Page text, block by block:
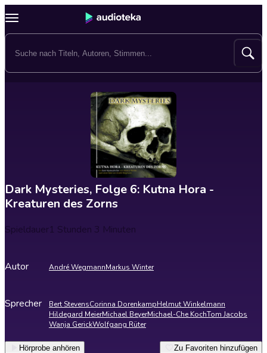
Dark Mysteries, Folge 6: Kutna Hora -
Kreaturen des Zorns
Spieldauer1 Stunden 3 Minuten
Autor André WegmannMarkus Winter
Sprecher Bert StevensCorinna DorenkampHelmut Winkelmann
Hildegard MeierMichael BeyerMichael-Che KochTom Jacobs
Wanja GerickWolfgang Rüter
Hörprobe anhören Zu Favoriten hinzufügen